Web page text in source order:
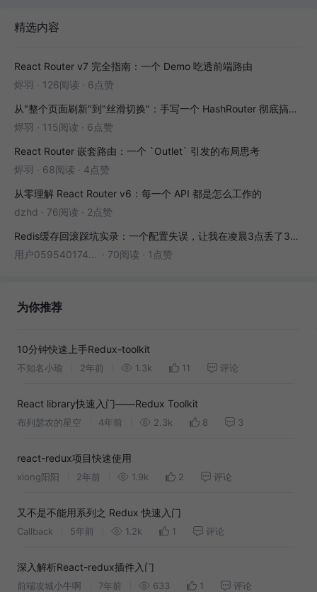
精选内容
React Router v7 完全指南：一个 Demo 吃透前端路由
烬羽 · 126阅读 · 6点赞
从"整个页面刷新"到"丝滑切换"：手写一个 HashRouter 彻底搞懂前端路由
烬羽 · 115阅读 · 6点赞
React Router 嵌套路由：一个 `Outlet` 引发的布局思考
烬羽 · 68阅读 · 4点赞
从零理解 React Router v6：每一个 API 都是怎么工作的
dzhd · 76阅读 · 2点赞
Redis缓存回滚踩坑实录：一个配置失误，让我在凌晨3点丢了3000条数据
用户05954017446 · 70阅读 · 1点赞
为你推荐
10分钟快速上手Redux-toolkit
不知名小瑜 2年前 1.3k 11 评论
React library快速入门——Redux Toolkit
布列瑟农的星空 4年前 2.3k 8 3
react-redux项目快速使用
xiong阳阳 2年前 1.9k 2 评论
又不是不能用系列之 Redux 快速入门
Callback 5年前 1.2k 1 评论
深入解析React-redux插件入门
前端攻城小牛啊 7年前 633 1 评论